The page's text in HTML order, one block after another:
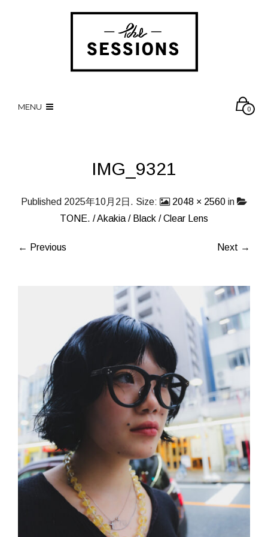
MENU 0
IMG_9321
Published 2025年10月2日 . Size: 2048 × 2560 in
TONE. / Akakia / Black / Clear Lens
← Previous Next →